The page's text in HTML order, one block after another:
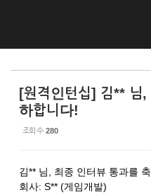
[원격인턴십] 김** 님
하합니다!
조회 수 280
김** 님, 최종 인터뷰 통과를
회사: S** (게임개발)